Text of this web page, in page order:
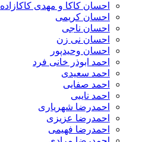
احسان کاکا و مهدی کاکازاده
احسان کریمی
احسان ناجی
احسان نی زن
احسان وحیدپور
احمد ابوذر خانی فرد
احمد سعیدی
احمد صفایی
احمد نایبی
احمدرضا شهریاری
احمدرضا عزیزی
احمدرضا فهیمی